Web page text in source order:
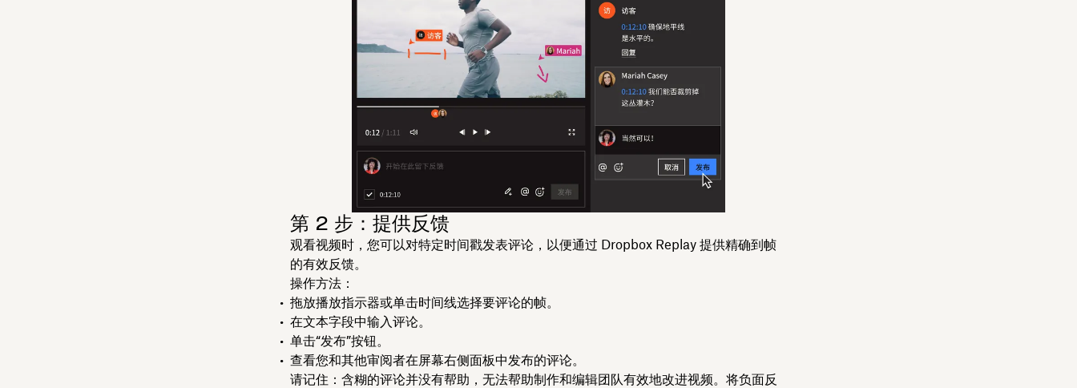
第 2 步：提供反馈
观看视频时，您可以对特定时间戳发表评论，以便通过 Dropbox Replay 提供精确到帧
的有效反馈。
操作方法：
拖放播放指示器或单击时间线选择要评论的帧。
在文本字段中输入评论。
单击“发布”按钮。
查看您和其他审阅者在屏幕右侧面板中发布的评论。
请记住：含糊的评论并没有帮助，无法帮助制作和编辑团队有效地改进视频。将负面反